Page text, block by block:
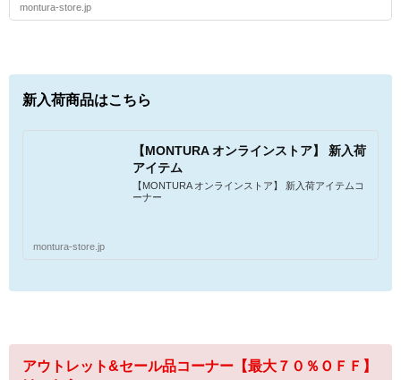
montura-store.jp
新入荷商品はこちら
【MONTURA オンラインストア】 新入荷
アイテム
【MONTURA オンラインストア】 新入荷アイテムコ
ーナー
montura-store.jp
アウトレット&セール品コーナー【最大７０％ＯＦＦ】